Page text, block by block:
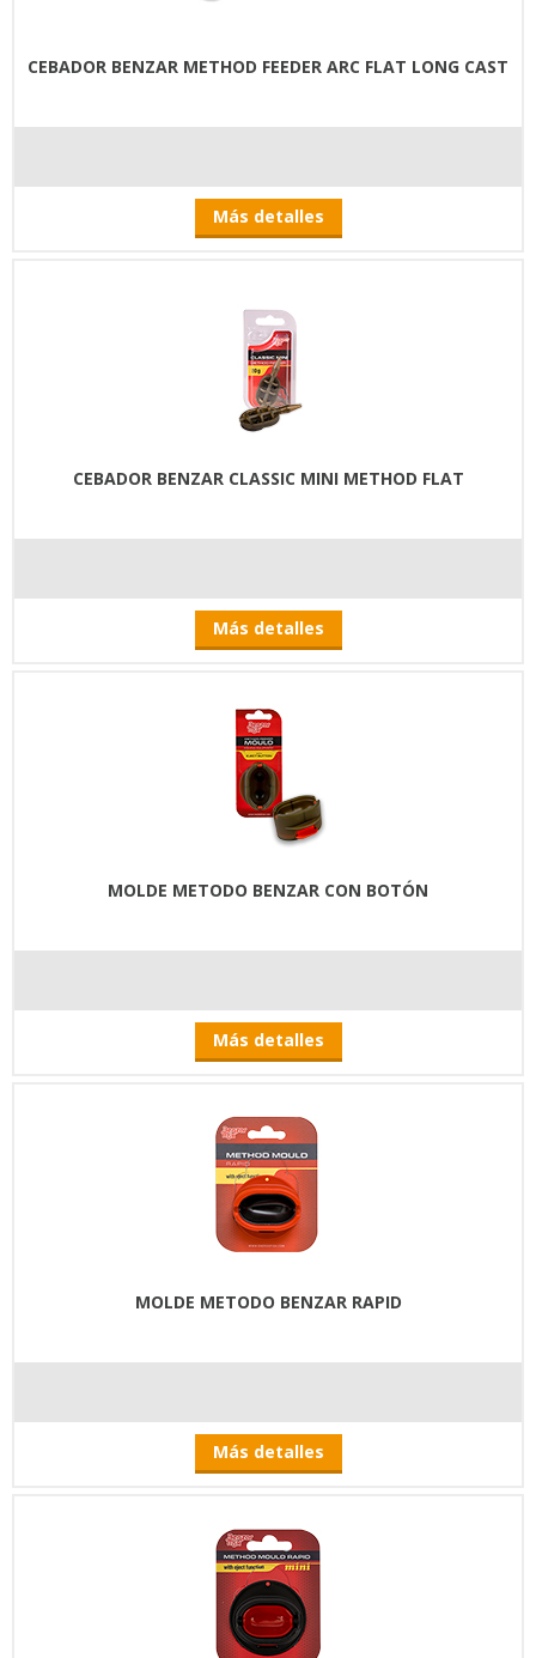
CEBADOR BENZAR METHOD FEEDER ARC FLAT LONG CAST
Más detalles
CEBADOR BENZAR CLASSIC MINI METHOD FLAT
Más detalles
MOLDE METODO BENZAR CON BOTÓN
Más detalles
MOLDE METODO BENZAR RAPID
Más detalles